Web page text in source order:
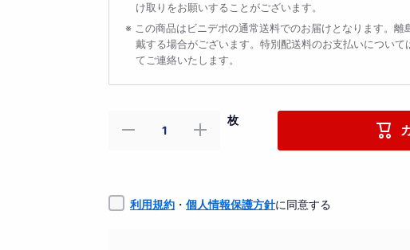
け取りをお願いすることがございます。
この商品はビニデポの通常送料でのお届けとなります。
戴する場合がございます。特別配送料のお支払いについて
てご連絡いたします。
を
注】
サ
を
注】
サ
枚
利用規約 ・ 個人情報保護方針に同意する